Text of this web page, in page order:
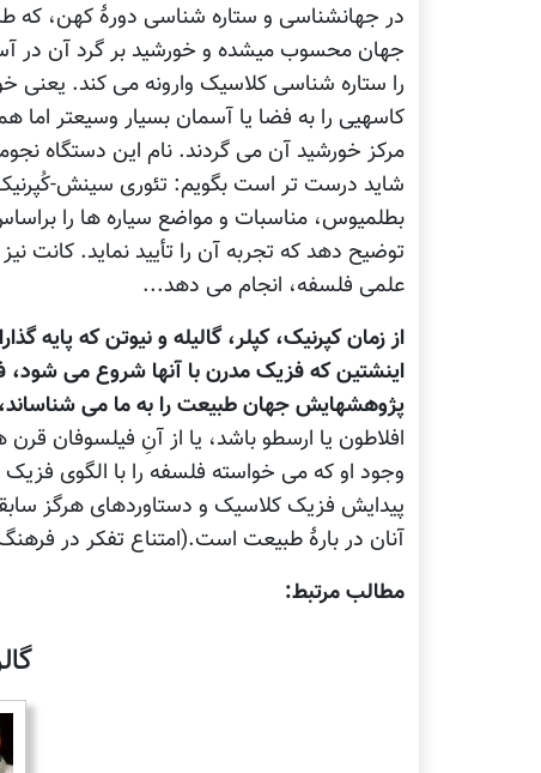
در جهانشناسی و ستاره شناسی دورۀ کهن، که
جهان محسوب می‏شده و خورشید بر گرد آن در
را ستاره شناسی کلاسیک وارونه می کند. یعنی
کاسه‏یی را به فضا یا آسمان بسیار وسیعتر اما
مرکز خورشید آن می گردند. نام این دستگاه
شاید درست تر است بگویم: تئوری سینش-
بطلمیوس، مناسبات و مواضع سیاره ها را
توضیح دهد که تجربه آن را تأیید نماید. کانت
علمی فلسفه، انجام می دهد...
از زمان کپرنیک، کپلر، گالیله و نیوتن که
اینشتین که فزیک مدرن با آنها شروع می شود،
پژوهشهایش جهان طبیعت را به ما می
افلاطون یا ارسطو باشد، یا از آنِ فیلسوفان
وجود او که می خواسته فلسفه را با الگوی
پیدایش فزیک کلاسیک و دستاوردهای هرگز
آنان در بارۀ طبیعت است.(امتناع تفکر در
مطالب مرتبط: